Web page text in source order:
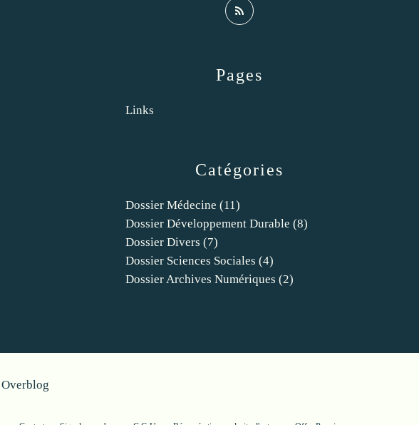
Catégories
Dossier Médecine (11)
Dossier Développement Durable (8)
Dossier Divers (7)
Dossier Sciences Sociales (4)
Dossier Archives Numériques (2)
Pages
Links
Overblog